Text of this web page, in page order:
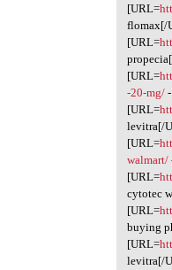
[URL=
flomax[/
[URL=
[URL=
-20-mg/-
[URL=
levitra[/
[URL=
walmart/
[URL=
cytotec
[URL=
buying
[URL=
levitra[/